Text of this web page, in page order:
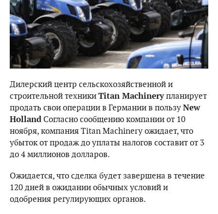
Дилерский центр сельскохозяйственной и
строительной техникиTitan Machineryпланирует
продать свои операции в Германии в пользуNew
Holland Согласно сообщению компании от 10
ноября, компания Titan Machinery ожидает, что
убыток от продаж до уплаты налогов составит от 3
до 4 миллионов долларов.
Ожидается, что сделка будет завершена в течение
120 дней в ожидании обычных условий и
одобрения регулирующих органов.